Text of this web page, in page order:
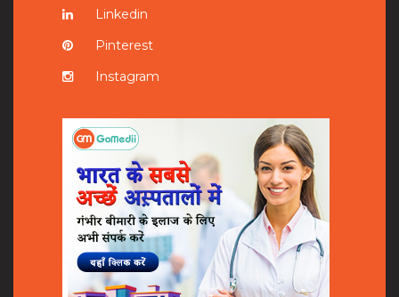
Linkedin
Pinterest
Instagram